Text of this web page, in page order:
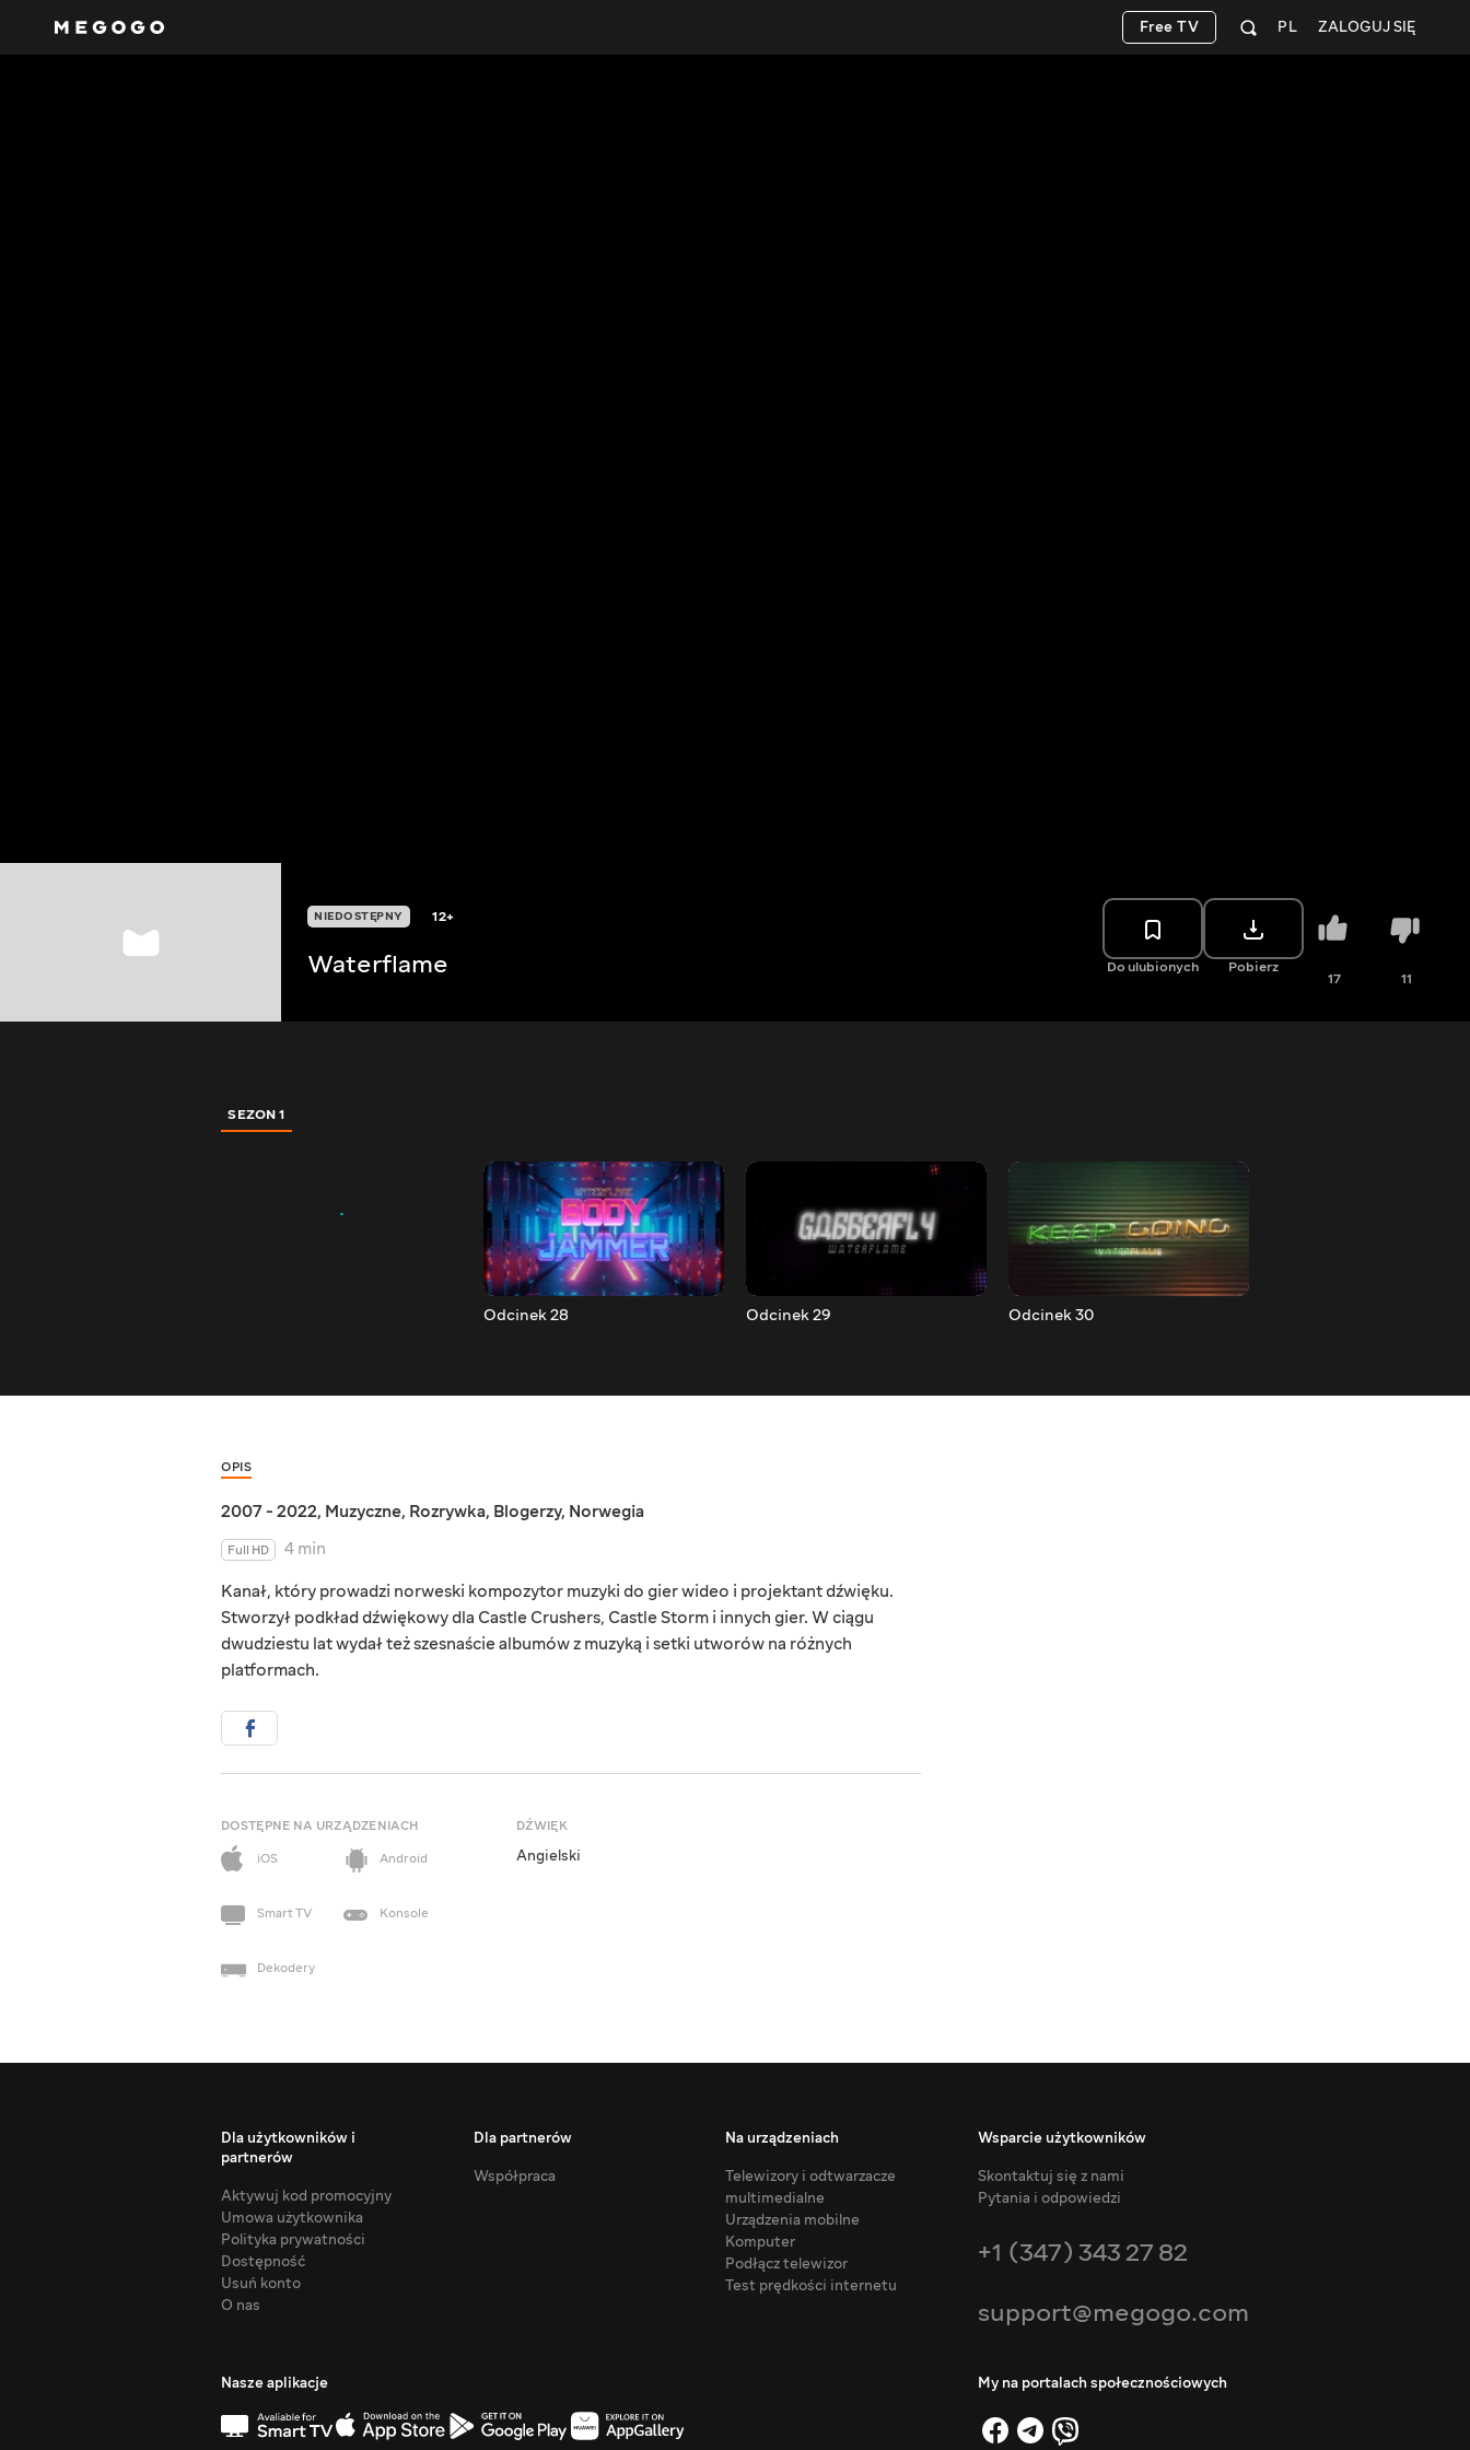
ZALOGUJ SIĘ
PL
Free TV
NIEDOSTĘPNY 12+
Waterflame Do ulubionych Pobierz
17 11
SEZON 1
Odcinek 28 Odcinek 29 Odcinek 30
OPIS
2007 - 2022, Muzyczne, Rozrywka, Blogerzy, Norwegia
Full HD
4 min
Kanał, który prowadzi norweski kompozytor muzyki do gier wideo i projektant dźwięku.
Stworzył podkład dźwiękowy dla Castle Crushers, Castle Storm i innych gier. W ciągu
dwudziestu lat wydał też szesnaście albumów z muzyką i setki utworów na różnych
platformach.
DOSTĘPNE NA URZĄDZENIACH
iOS
Android
Smart TV Konsole
Dekodery
DŹWIĘK
Angielski
Dla użytkowników i
partnerów
Aktywuj kod promocyjny
Umowa użytkownika
Polityka prywatności
Dostępność
Usuń konto
O nas
Dla partnerów
Współpraca
Na urządzeniach
Telewizory i odtwarzacze
multimedialne
Urządzenia mobilne
Komputer
Podłącz telewizor
Test prędkości internetu
Wsparcie użytkowników
Skontaktuj się z nami
Pytania i odpowiedzi
+1 (347) 343 27 82
support@megogo.com
Nasze aplikacje My na portalach społecznościowych